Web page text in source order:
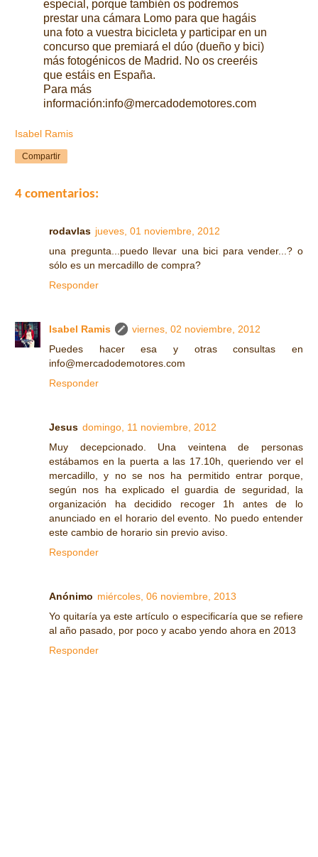
especial, porque también os podremos
prestar una cámara Lomo para que hagáis
una foto a vuestra bicicleta y participar en un
concurso que premiará el dúo (dueño y bici)
más fotogénicos de Madrid. No os creeréis
que estáis en España.
Para más
información:info@mercadodemotores.com
Isabel Ramis
Compartir
4 comentarios:
rodavlas jueves, 01 noviembre, 2012
una pregunta...puedo llevar una bici para vender...? o
sólo es un mercadillo de compra?
Responder
Isabel Ramis
viernes, 02 noviembre, 2012
Puedes hacer esa y otras consultas en
info@mercadodemotores.com
Responder
Jesus domingo, 11 noviembre, 2012
Muy decepcionado. Una veintena de personas
estábamos en la puerta a las 17.10h, queriendo ver el
mercadillo, y no se nos ha permitido entrar porque,
según nos ha explicado el guardia de seguridad, la
organización ha decidido recoger 1h antes de lo
anunciado en el horario del evento. No puedo entender
este cambio de horario sin previo aviso.
Responder
Anónimo miércoles, 06 noviembre, 2013
Yo quitaría ya este artículo o especificaría que se refiere
al año pasado, por poco y acabo yendo ahora en 2013
Responder